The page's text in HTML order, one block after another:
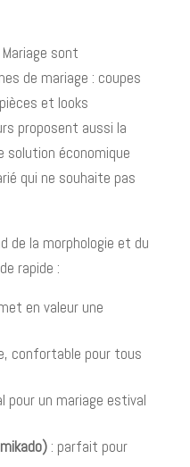
sont
de mariage : coupes
et looks
proposent aussi la
solution économique
qui ne souhaite pas
de la morphologie et du
rapide :
en valeur une
confortable pour tous
pour un mariage estival
: parfait pour